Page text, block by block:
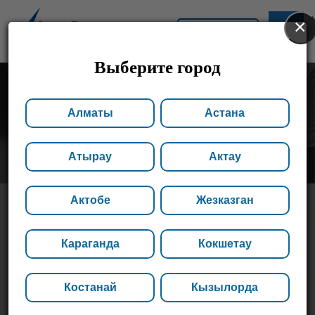
РАДИАТОРЫ
ОТОПЛЕНИЯ
×
Выберите город
Алматы Астана
Атырау Актау
Актобе Жезказган
Караганда Кокшетау
Костанай Кызылорда